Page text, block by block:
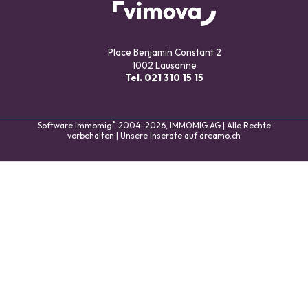
Place Benjamin Constant 2
1002 Lausanne
Tel. 021 310 15 15
Software Immomig® 2004-2026, IMMOMIG AG | Alle Rechte
vorbehalten | Unsere Inserate auf dreamo.ch